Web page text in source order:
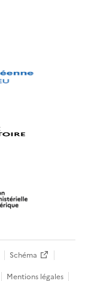
Schéma
Mentions légales